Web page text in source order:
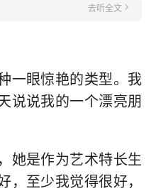
去听全文
一眼惊艳的类型。我
说说我的一个漂亮朋
她是作为艺术特长生
，至少我觉得很好，